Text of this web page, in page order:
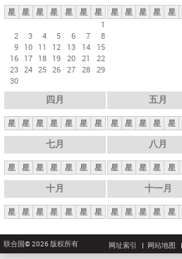
星 星 星 星 星 星
星
1
2
3 4 5 6 7
8
9 10 11 12 13 14
15
16 17 18 19 20 21
22
23 24 25 26 27 28 29
30
星 星 星 星 星
四月
星 星 星 星 星 星 星
五月
星 星 星 星 星
七月
星 星 星 星 星 星 星
八月
星 星 星 星 星
十月
星 星 星 星 星 星 星
十一月
星 星 星 星 星
联合国© 2026 版权所有 网址索引 网站地图